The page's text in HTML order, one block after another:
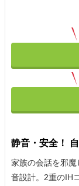
静音・安全！
家族の会話を邪
音設計。2重のIH